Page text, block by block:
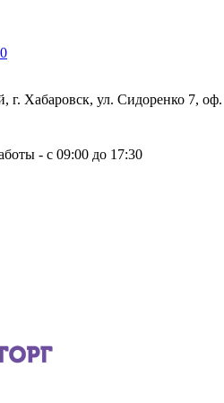
0
г. Хабаровск, ул. Сидоренко 7,
- с 09:00 до 17:30